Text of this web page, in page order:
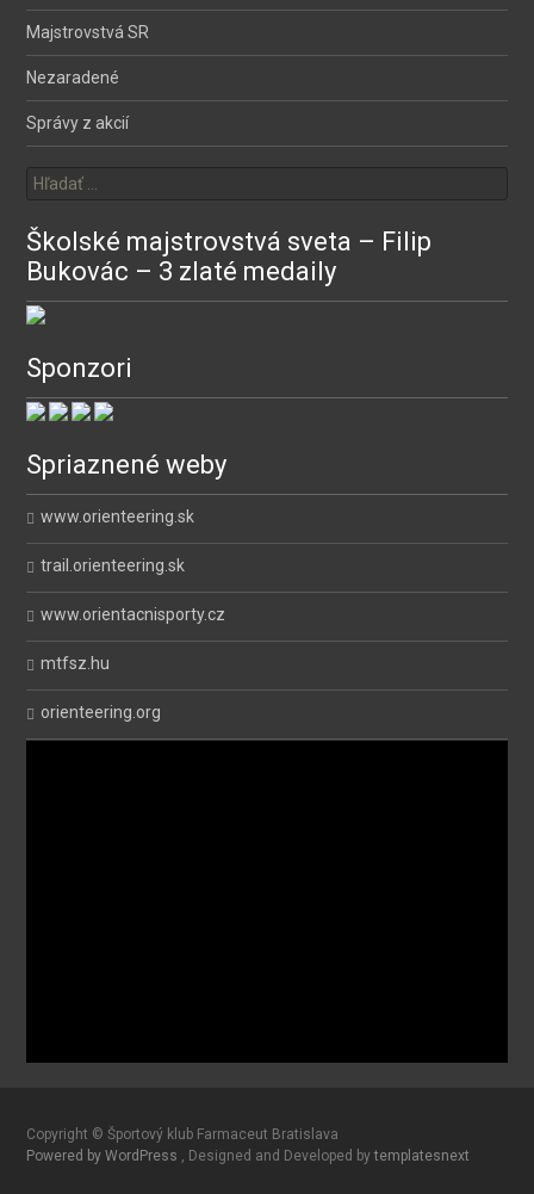
Majstrovstvá SR
Nezaradené
Správy z akcií
Školské majstrovstvá sveta – Filip
Bukovác – 3 zlaté medaily
Sponzori
Spriaznené weby
www.orienteering.sk
trail.orienteering.sk
www.orientacnisporty.cz
mtfsz.hu
orienteering.org
Copyright © Športový klub Farmaceut Bratislava
Powered by WordPress , Designed and Developed bytemplatesnext